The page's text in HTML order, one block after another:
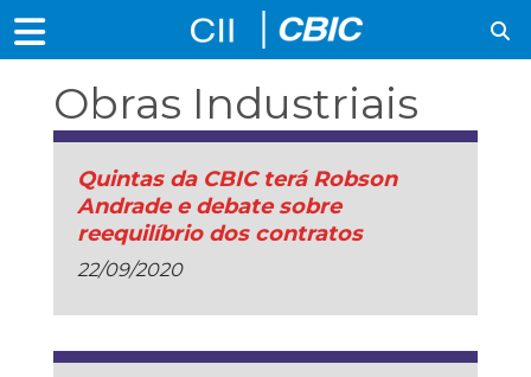
Obras Industriais
Quintas da CBIC terá Robson
Andrade e debate sobre
reequilíbrio dos contratos
22/09/2020